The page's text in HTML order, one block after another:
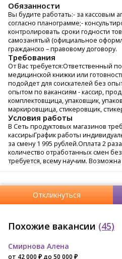
Обязанности
Вы будите работать:- за кассовым
согласно планограмме;-
контролировать сроки годности
самозанятый (официальное
гражданско – правовому договору.
Требования
От Вас требуется:Ответственный
медицинской книжки или
подойдет для соискателей без
опытом по вакансиям - кассир,
комплектовщица, упаковщик,
маркировщица, стикеровщик,
Условия работы
В Сеть продуктовых магазинов
кассирыГрафик работы
за смену 1 995 рублей.Оплата 2
количество отработанных смен
требуется, всему научим.
Откликнуться
Похожие вакансии (45)
Смирнова Алена
от 42 000 ₽ до 50 000 ₽